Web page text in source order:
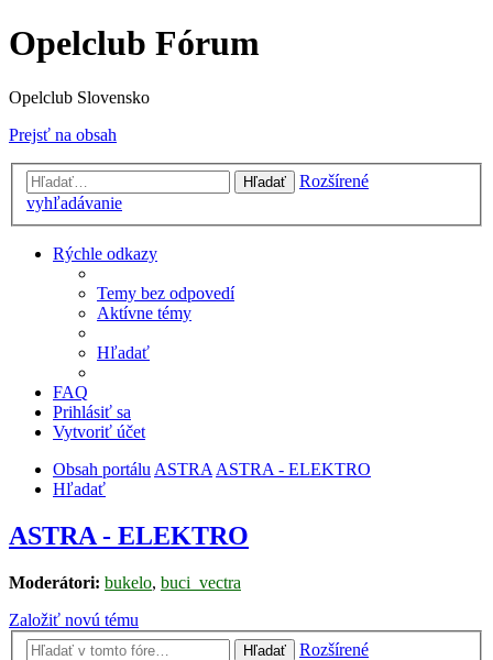
Opelclub Fórum
Opelclub Slovensko
Prejsť na obsah
Hľadať
Rozšírené
vyhľadávanie
Rýchle odkazy
Temy bez odpovedí
Aktívne témy
Hľadať
FAQ
Prihlásiť sa
Vytvoriť účet
Obsah portáluASTRAASTRA - ELEKTRO
Hľadať
ASTRA - ELEKTRO
Moderátori: bukelo, buci_vectra
Založiť novú tému
Hľadať
Rozšírené